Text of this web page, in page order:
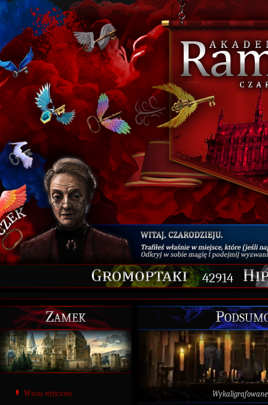
42914
Zamek
Wrota wejściowe